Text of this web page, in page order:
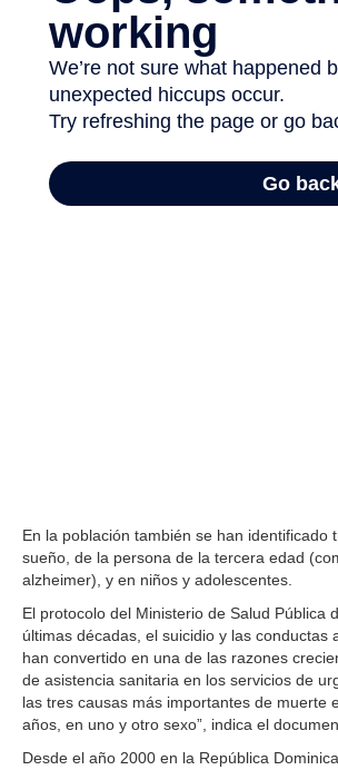
En la población también se han identificado
sueño, de la persona de la tercera edad
alzheimer), y en niños y adolescentes.
El protocolo del Ministerio de Salud Pública
últimas décadas, el suicidio y las conductas
han convertido en una de las razones
de asistencia sanitaria en los servicios de
las tres causas más importantes de muerte
años, en uno y otro sexo”, indica el
Desde el año 2000 en la República